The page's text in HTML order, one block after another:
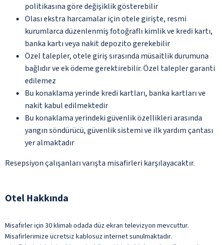
politikasına göre değişiklik gösterebilir
Olası ekstra harcamalar için otele girişte, resmi
kurumlarca düzenlenmiş fotoğraflı kimlik ve kredi kartı,
banka kartı veya nakit depozito gerekebilir
Özel talepler, otele giriş sırasında müsaitlik durumuna
bağlıdır ve ek ödeme gerektirebilir. Özel talepler garanti
edilemez
Bu konaklama yerinde kredi kartları, banka kartları ve
nakit kabul edilmektedir
Bu konaklama yerindeki güvenlik özellikleri arasında
yangın söndürücü, güvenlik sistemi ve ilk yardım çantası
yer almaktadır
Resepsiyon çalışanları varışta misafirleri karşılayacaktır.
Otel Hakkında
Misafirler için 30 klimalı odada düz ekran televizyon mevcuttur.
Misafirlerimize ücretsiz kablosuz internet sunulmaktadır.